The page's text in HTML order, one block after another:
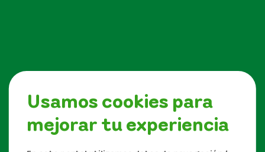
Usamos cookies para
mejorar tu experiencia
Síguenos en